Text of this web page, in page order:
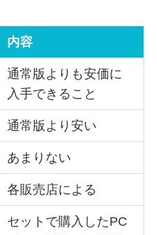
内容
通常版よりも安価に
入手できること
通常版より安い
あまりない
各販売店による
セットで購入したPC